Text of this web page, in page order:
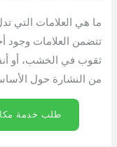
ما هي العلامات التي
تتضمن العلامات وجود
ثقوب في الخشب، أو
من النشارة حول
طلب خدمة